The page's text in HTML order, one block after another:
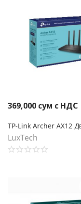
369,000 сум с НДС
LuxTech